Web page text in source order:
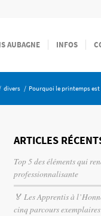
AUBAGNE INFOS
divers / Pourquoi le printemps
ARTICLES
Top 5 des éléments qui
professionnalisante
🏅 Les Apprentis à
cinq parcours exemplaires